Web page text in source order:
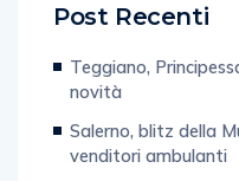
Post Recenti
Teggiano,
novità
Salerno, blitz della
venditori ambulanti